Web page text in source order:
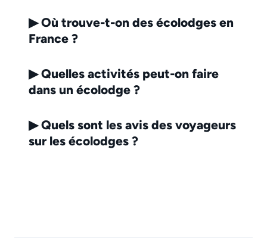
▶Où trouve-t-on des écolodges en
France ?
▶Quelles activités peut-on faire
dans un écolodge ?
▶Quels sont les avis des voyageurs
sur les écolodges ?